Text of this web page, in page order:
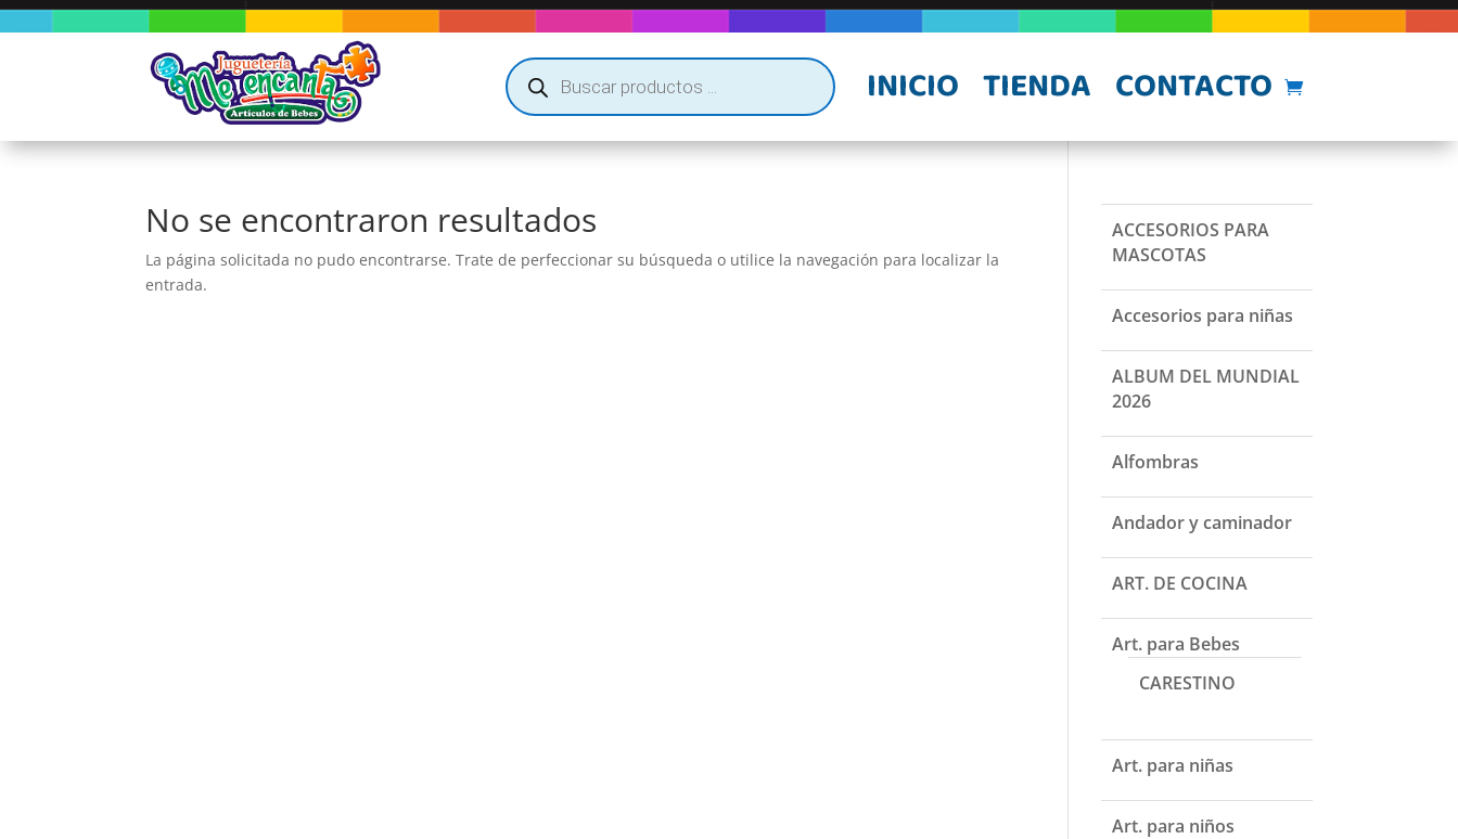
Búsqueda
de
productos INICIO TIENDA CONTACTO
No se encontraron resultados
La página solicitada no pudo encontrarse. Trate de perfeccionar su búsqueda o utilice la navegación para localizar la
entrada.
ACCESORIOS PARA
MASCOTAS
Accesorios para niñas
ALBUM DEL MUNDIAL
2026
Alfombras
Andador y caminador
ART. DE COCINA
Art. para Bebes
CARESTINO
Art. para niñas
Art. para niños